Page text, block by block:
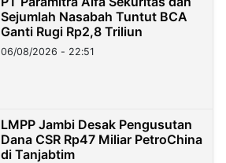
Sejumlah Nasabah Tuntut BCA
Ganti Rugi Rp2,8 Triliun
06/08/2026 - 22:51
LMPP Jambi Desak Pengusutan
Dana CSR Rp47 Miliar PetroChina
di Tanjabtim